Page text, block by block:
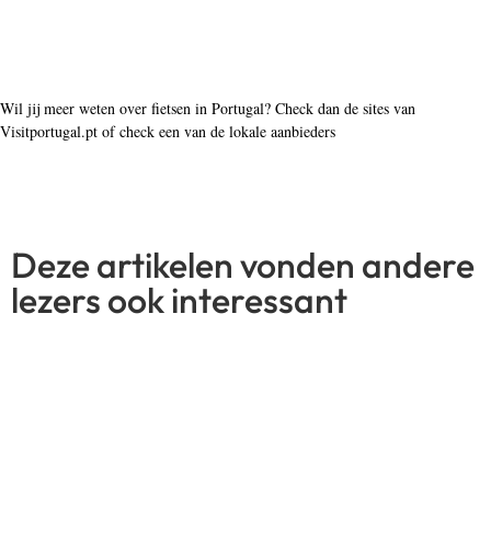
Wil jij meer weten over fietsen in Portugal? Check dan de sites van
Visitportugal.pt of check een van de lokale aanbieders
Deze artikelen vonden andere
lezers ook interessant